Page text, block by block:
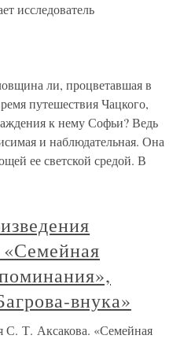
исследователь
ли, процветавшая в
путешествия Чацкого,
к нему Софьи? Ведь
и наблюдательная. Она
ее светской средой. В
внука»
С. Т. Аксакова. «Семейная